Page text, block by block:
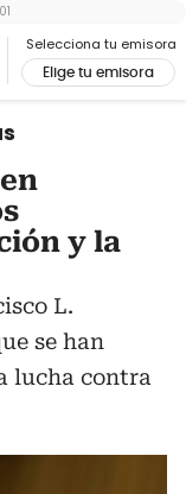
Selecciona tu emisora
Elige tu emisora
y la
L.
se han
lucha contra